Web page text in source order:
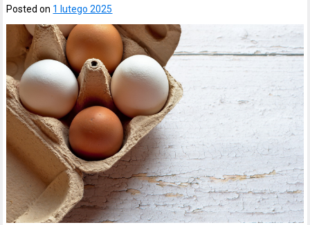
Posted on 1 lutego 2025